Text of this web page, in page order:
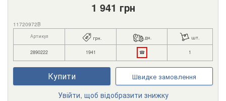
1 941 грн
11720972B
Артикул грн. дн. шт.
2890222 1941 ☎ 1
Купити Швидке замовлення
Увійти, щоб відобразити знижку